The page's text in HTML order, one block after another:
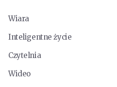
Wiara
Inteligentne życie
Czytelnia
Wideo